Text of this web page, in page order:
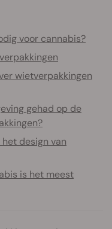
voor cannabis?
wietverpakkingen
gehad op de
design van
is het meest